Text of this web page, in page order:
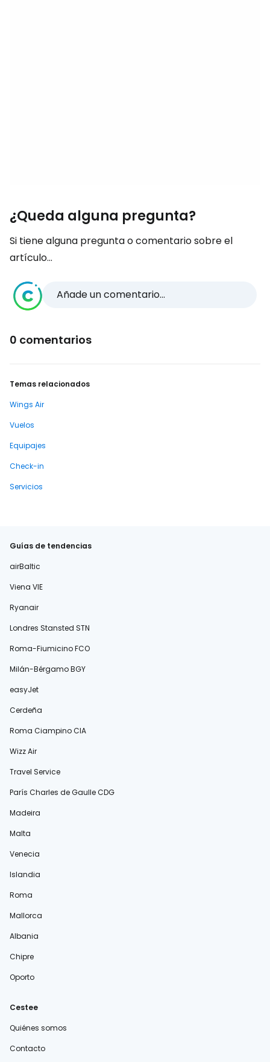
¿Queda alguna pregunta?
Si tiene alguna pregunta o comentario sobre el
artículo...
Añade un comentario...
0 comentarios
Temas relacionados
Wings Air
Vuelos
Equipajes
Check-in
Servicios
Guías de tendencias
airBaltic
Viena VIE
Ryanair
Londres Stansted STN
Roma-Fiumicino FCO
Milán-Bérgamo BGY
easyJet
Cerdeña
Roma Ciampino CIA
Wizz Air
Travel Service
París Charles de Gaulle CDG
Madeira
Malta
Venecia
Islandia
Roma
Mallorca
Albania
Chipre
Oporto
Cestee
Quiénes somos
Contacto